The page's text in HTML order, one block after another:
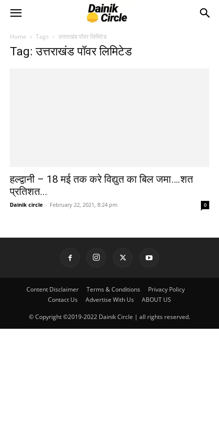
Home Tags उत्तराखंड पॉवर लिमिटेड
Tag: उत्तराखंड पॉवर लिमिटेड
हल्द्वानी – 18 मई तक करे विद्युत का बिल जमा….शत
प्रतिशत...
Dainik circle - February 22, 2021, 8:24 pm 0
Content Disclaimer Terms & Conditions
Privacy Policy
Contact Us
Advertise With Us ABOUT US
© Copyright ©2019-2022 Dainik Circle | all rights reserved.